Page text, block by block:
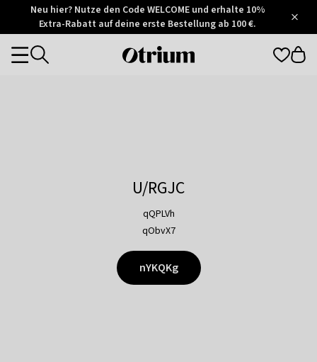
Otrium
Trustpilot
Neu hier? Nutze den Code WELCOME und erhalte 10%
Extra-Rabatt auf deine erste Bestellung ab 100 €.
Otrium
Categories
U/RGJC
qQPLVh
qObvX7
nYKQKg